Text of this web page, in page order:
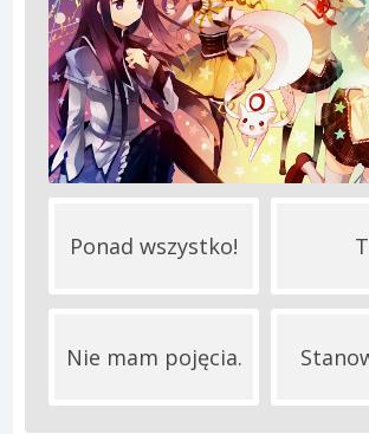
Ponad wszystko!
Nie mam pojęcia.